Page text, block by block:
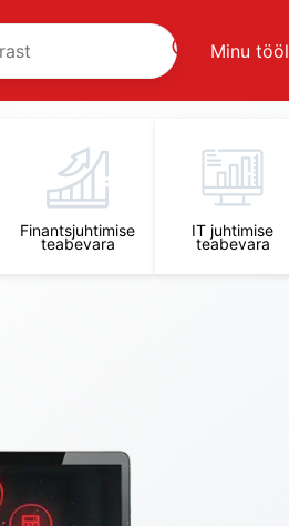
Minu
Finantsjuhtimise
teabevara
IT juhtimise
teabevara